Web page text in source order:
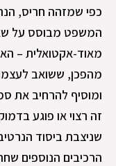
כפי שמזהה חריס,
המשפט מבוסס על
מאוד-אקטואלית –
מהפכן, ששואב
ומוסיף להרחיב את
זה רצוי או פוגע
שניצבת ביסוד
הרכיבים הנוספים